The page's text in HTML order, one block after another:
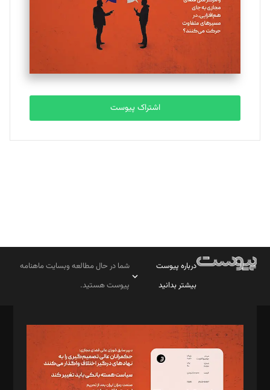
ملینا جعفری
تحریریه
مصطفی مسجدی آرانی
تحریریه
بابک نقاش
تحریریه
اشتراک پیوست
درباره پیوست
بیشتر بدانید
شما در حال مطالعه وبسایت ماهنامه
پیوست هستید.
مدیر مسئول: محمدباقر اثنی‌عشری
سردبیر: مهرک محمودی
دبیر تحریریه: میثم قاسمی
د‌بیر ناداستان: سمانه سمیع